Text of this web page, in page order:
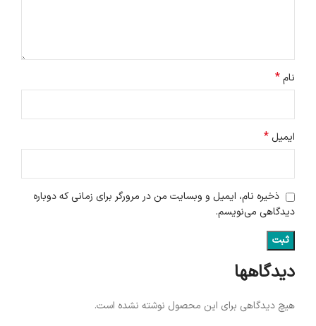
دیدگاهها
هیچ دیدگاهی برای این محصول نوشته نشده است.
نام*
ایمیل*
ذخیره نام، ایمیل و وبسایت من در مرورگر برای زمانی که دوباره
دیدگاهی می‌نویسم.